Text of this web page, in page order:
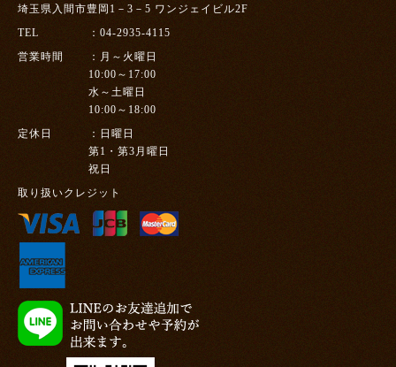
埼玉県入間市豊岡1－3－5 ワンジェイビル2F
TEL
04-2935-4115
営業時間
月～火曜日
10:00～17:00
水～土曜日
10:00～18:00
定休日
日曜日
第1・第3月曜日
祝日
取り扱いクレジット